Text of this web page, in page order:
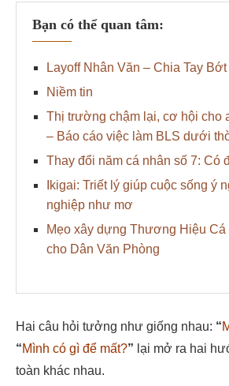
Bạn có thể quan tâm:
Layoff Nhân Văn – Chia Tay
Niềm tin
Thị trường chậm lại, cơ hội cho
– Báo cáo việc làm BLS dưới
Thay đổi năm cá nhân số 7: Có
Ikigai: Triết lý giúp cuộc sống ý
nghiệp như mơ
Mẹo xây dựng Thương Hiệu Cá
cho Dân Văn Phòng
Hai câu hỏi tưởng như giống nhau: “
“Mình có gì để mất?” lại mở ra hai
toàn khác nhau.